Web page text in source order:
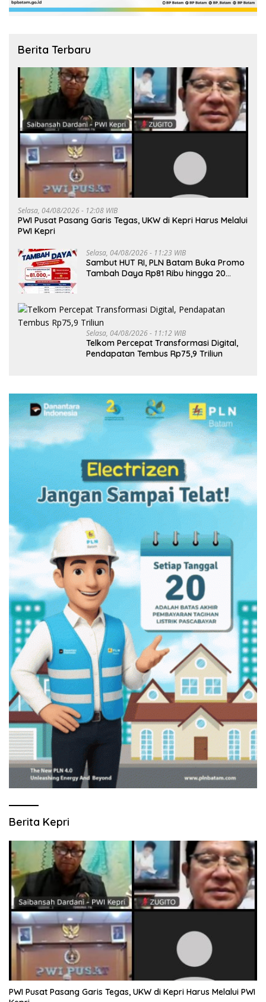
Berita Terbaru
Selasa, 04/08/2026 - 12:08 WIB
PWI Pusat Pasang Garis Tegas, UKW di Kepri Harus Melalui
PWI Kepri
Selasa, 04/08/2026 - 11:23 WIB
Sambut HUT RI, PLN Batam Buka Promo
Tambah Daya Rp81 Ribu hingga 20
Selasa, 04/08/2026 - 11:12 WIB
Telkom Percepat Transformasi Digital,
Pendapatan Tembus Rp75,9 Triliun
Berita Kepri
PWI Pusat Pasang Garis Tegas, UKW di Kepri Harus Melalui PWI